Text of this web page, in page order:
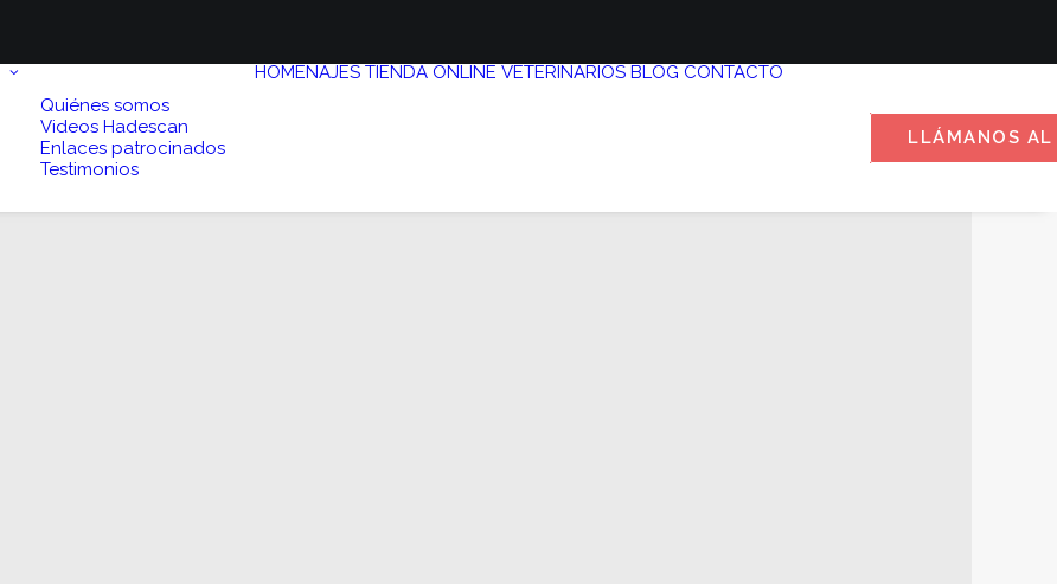
Quiénes somos
Videos Hadescan
Enlaces patrocinados
Testimonios
HOMENAJES TIENDA ONLINE VETERINARIOS BLOG CONTACTO
LLÁMANOS